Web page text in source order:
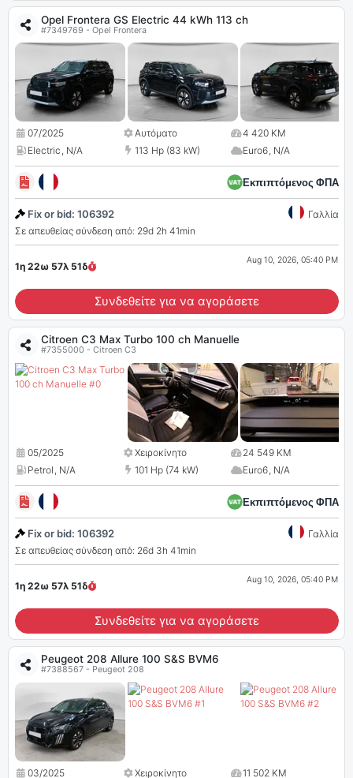
Opel Frontera GS Electric 44 kWh 113 ch
#7349769 - Opel Frontera
07/2025 Αυτόματο
4 420 KM
Electric, N/A 113 Hp (83 kW) Euro6, N/A
Εκπιπτόμενος ΦΠΑ
Fix or bid: 106392
Γαλλία
Σε απευθείας σύνδεση από: 29d 2h 41min
1η 22ω 57λ 49δ
Aug 10, 2026, 05:40 PM
Συνδεθείτε για να αγοράσετε
Citroen C3 Max Turbo 100 ch Manuelle
#7355000 - Citroen C3
05/2025 Χειροκίνητο
24 549 KM
Petrol, N/A 101 Hp (74 kW) Euro6, N/A
Εκπιπτόμενος ΦΠΑ
Fix or bid: 106392
Γαλλία
Σε απευθείας σύνδεση από: 26d 3h 41min
1η 22ω 57λ 49δ
Aug 10, 2026, 05:40 PM
Συνδεθείτε για να αγοράσετε
Peugeot 208 Allure 100 S&S BVM6
#7388567 - Peugeot 208
03/2025 Χειροκίνητο
11 502 KM